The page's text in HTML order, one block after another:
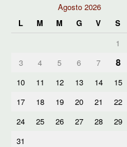
Agosto 2026
L
M M G V S
1
3
4 5 6 7 8
10
11 12 13 14 15
17
18 19 20 21 22
24
25 26 27 28 29
31